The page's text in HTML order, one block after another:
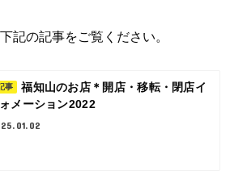
記の記事をご覧ください。
事
福知山のお店＊開店・移転・閉店イ
メーション2022